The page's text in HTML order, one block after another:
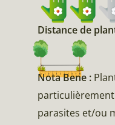
Distance de
Nota Bene :
parasites et/ou